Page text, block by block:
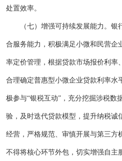
处置效率。
（七）增强可持续发展能力。银
合服务能力，积极满足小微和民营企
率定价管理，根据贷款市场报价利率
合理确定普惠型小微企业贷款利率水
极参与“银税互动”，充分挖掘涉税数
验，及时迭代贷款模型，提升纳税诚
经营，严格规范、审慎开展与第三方
不得将核心环节外包，切实增强自主